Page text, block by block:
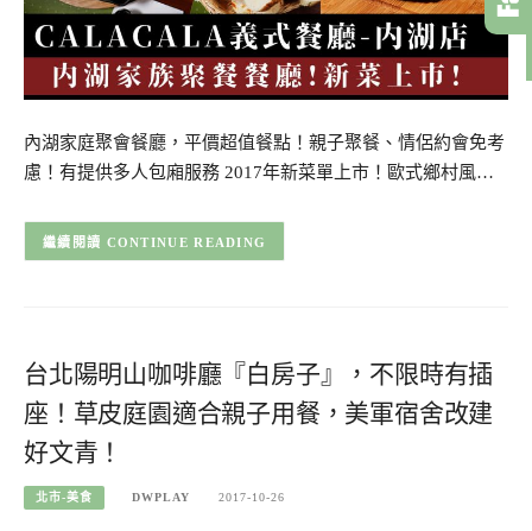
內湖家庭聚會餐廳，平價超值餐點！親子聚餐、情侶約會免考
慮！有提供多人包廂服務 2017年新菜單上市！歐式鄉村風…
CONTINUE READING
台北陽明山咖啡廳『白房子』，不限時有插
座！草皮庭園適合親子用餐，美軍宿舍改建
好文青！
北市-美食 DWPLAY 2017-10-26